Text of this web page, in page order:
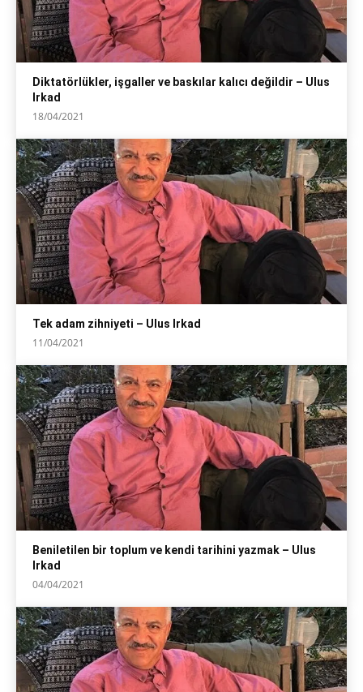
Diktatörlükler, işgaller ve baskılar kalıcı değildir – Ulus
Irkad
18/04/2021
Tek adam zihniyeti – Ulus Irkad
11/04/2021
Beniletilen bir toplum ve kendi tarihini yazmak – Ulus
Irkad
04/04/2021